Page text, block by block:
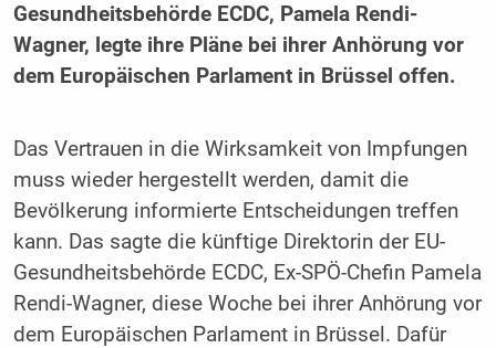
Gesundheitsbehörde ECDC, Pamela Rendi-
Wagner, legte ihre Pläne bei ihrer Anhörung vor
dem Europäischen Parlament in Brüssel offen.
Das Vertrauen in die Wirksamkeit von Impfungen
muss wieder hergestellt werden, damit die
Bevölkerung informierte Entscheidungen treffen
kann. Das sagte die künftige Direktorin der EU-
Gesundheitsbehörde ECDC, Ex-SPÖ-Chefin Pamela
Rendi-Wagner, diese Woche bei ihrer Anhörung vor
dem Europäischen Parlament in Brüssel. Dafür